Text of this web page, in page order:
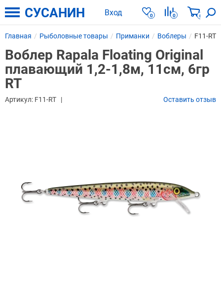
Вход 0 0 0
СУСАНИН
Главная Рыболовные товары Приманки Воблеры F11-RT
Воблер Rapala Floating Original
плавающий 1,2-1,8м, 11см, 6гр
RT
Артикул: F11-RT Оставить отзыв